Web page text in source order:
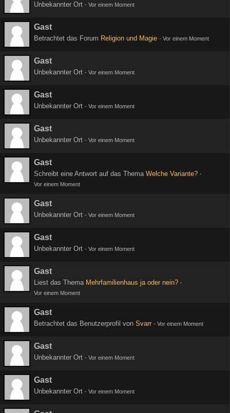
Unbekannter Ort - Vor einem Moment
Gast
Betrachtet das Forum Religion und Magie - Vor einem Moment
Gast
Unbekannter Ort - Vor einem Moment
Gast
Unbekannter Ort - Vor einem Moment
Gast
Unbekannter Ort - Vor einem Moment
Gast
Schreibt eine Antwort auf das Thema Welche Variante? -
Vor einem Moment
Gast
Unbekannter Ort - Vor einem Moment
Gast
Unbekannter Ort - Vor einem Moment
Gast
Liest das Thema Mehrfamilienhaus ja oder nein? -
Vor einem Moment
Gast
Betrachtet das Benutzerprofil von Svarr - Vor einem Moment
Gast
Unbekannter Ort - Vor einem Moment
Gast
Unbekannter Ort - Vor einem Moment